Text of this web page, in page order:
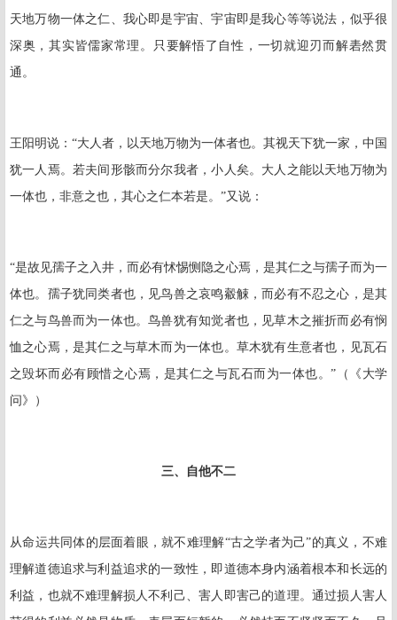
天地万物一体之仁、我心即是宇宙、宇宙即是我心等等说法，似乎很
深奥，其实皆儒家常理。只要解悟了自性，一切就迎刃而解砉然贯
通。
王阳明说：“大人者，以天地万物为一体者也。其视天下犹一家，中国
犹一人焉。若夫间形骸而分尔我者，小人矣。大人之能以天地万物为
一体也，非意之也，其心之仁本若是。”又说：
“是故见孺子之入井，而必有怵惕恻隐之心焉，是其仁之与孺子而为一
体也。孺子犹同类者也，见鸟兽之哀鸣觳觫，而必有不忍之心，是其
仁之与鸟兽而为一体也。鸟兽犹有知觉者也，见草木之摧折而必有悯
恤之心焉，是其仁之与草木而为一体也。草木犹有生意者也，见瓦石
之毁坏而必有顾惜之心焉，是其仁之与瓦石而为一体也。”（《大学
问》）
三、自他不二
从命运共同体的层面着眼，就不难理解“古之学者为己”的真义，不难
理解道德追求与利益追求的一致性，即道德本身内涵着根本和长远的
利益，也就不难理解损人不利己、害人即害己的道理。通过损人害人